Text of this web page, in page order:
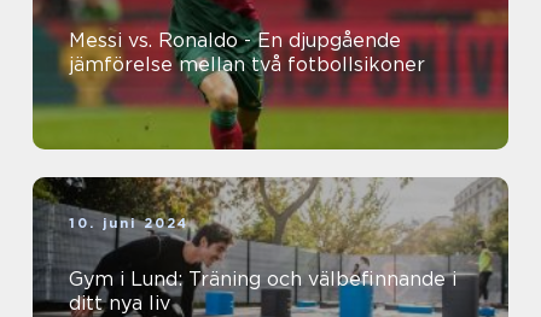
Messi vs. Ronaldo - En djupgående
jämförelse mellan två fotbollsikoner
10. juni 2024
Gym i Lund: Träning och välbefinnande i
ditt nya liv